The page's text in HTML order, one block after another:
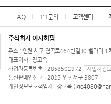
FAQ 1:1문의 고객센터
주식회사 아사히팜
주소 : 인천 서구 염곡로464번길30 벨라미 1
대표이사 : 장고옥
사업자등록번호 : 2868502972
사업자정
통신판매업신고 : 2025-인천서구-3807
개인정보보호책임자 : 장고옥 (